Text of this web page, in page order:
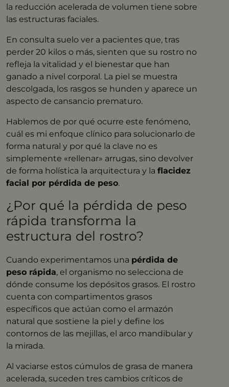
la reducción acelerada de volumen tiene sobre
las estructuras faciales.
En consulta suelo ver a pacientes que, tras
perder 20 kilos o más, sienten que su rostro no
refleja la vitalidad y el bienestar que han
ganado a nivel corporal. La piel se muestra
descolgada, los rasgos se hunden y aparece un
aspecto de cansancio prematuro.
Hablemos de por qué ocurre este fenómeno,
cuál es mi enfoque clínico para solucionarlo de
forma natural y por qué la clave no es
simplemente «rellenar» arrugas, sino devolver
de forma holística la arquitectura y laflacidez
facial por pérdida de peso.
¿Por qué la pérdida de peso
rápida transforma la
estructura del rostro?
Cuando experimentamos una pérdida de
peso rápida, el organismo no selecciona de
dónde consume los depósitos grasos. El rostro
cuenta con compartimentos grasos
específicos que actúan como el armazón
natural que sostiene la piel y define los
contornos de las mejillas, el arco mandibular y
la mirada.
Al vaciarse estos cúmulos de grasa de manera
acelerada, suceden tres cambios críticos de